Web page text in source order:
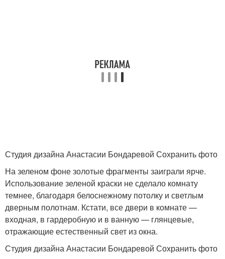
Студия дизайна Анастасии Бондаревой Сохранить фото
На зеленом фоне золотые фрагменты заиграли ярче.
Использование зеленой краски не сделало комнату
темнее, благодаря белоснежному потолку и светлым
дверным полотнам. Кстати, все двери в комнате —
входная, в гардеробную и в ванную — глянцевые,
отражающие естественный свет из окна.
Студия дизайна Анастасии Бондаревой Сохранить фото